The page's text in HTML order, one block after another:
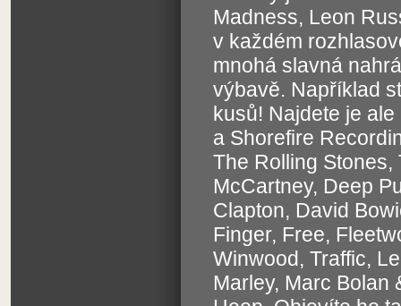
Madness, Leon
v každém
mnohá slavná
výbavě. Například
kusů! Najdete je
a Shorefire
The Rolling Stones,
McCartney, Deep
Clapton, David
Finger, Free,
Winwood, Traffic,
Marley, Marc Bolan